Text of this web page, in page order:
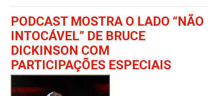
PODCAST MOSTRA O LADO “NÃO
INTOCÁVEL” DE BRUCE
DICKINSON COM
PARTICIPAÇÕES ESPECIAIS